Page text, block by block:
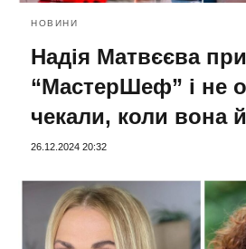
НОВИНИ
Надія Матвєєва
“МастерШеф” і не
чекали, коли вона
26.12.2024 20:32